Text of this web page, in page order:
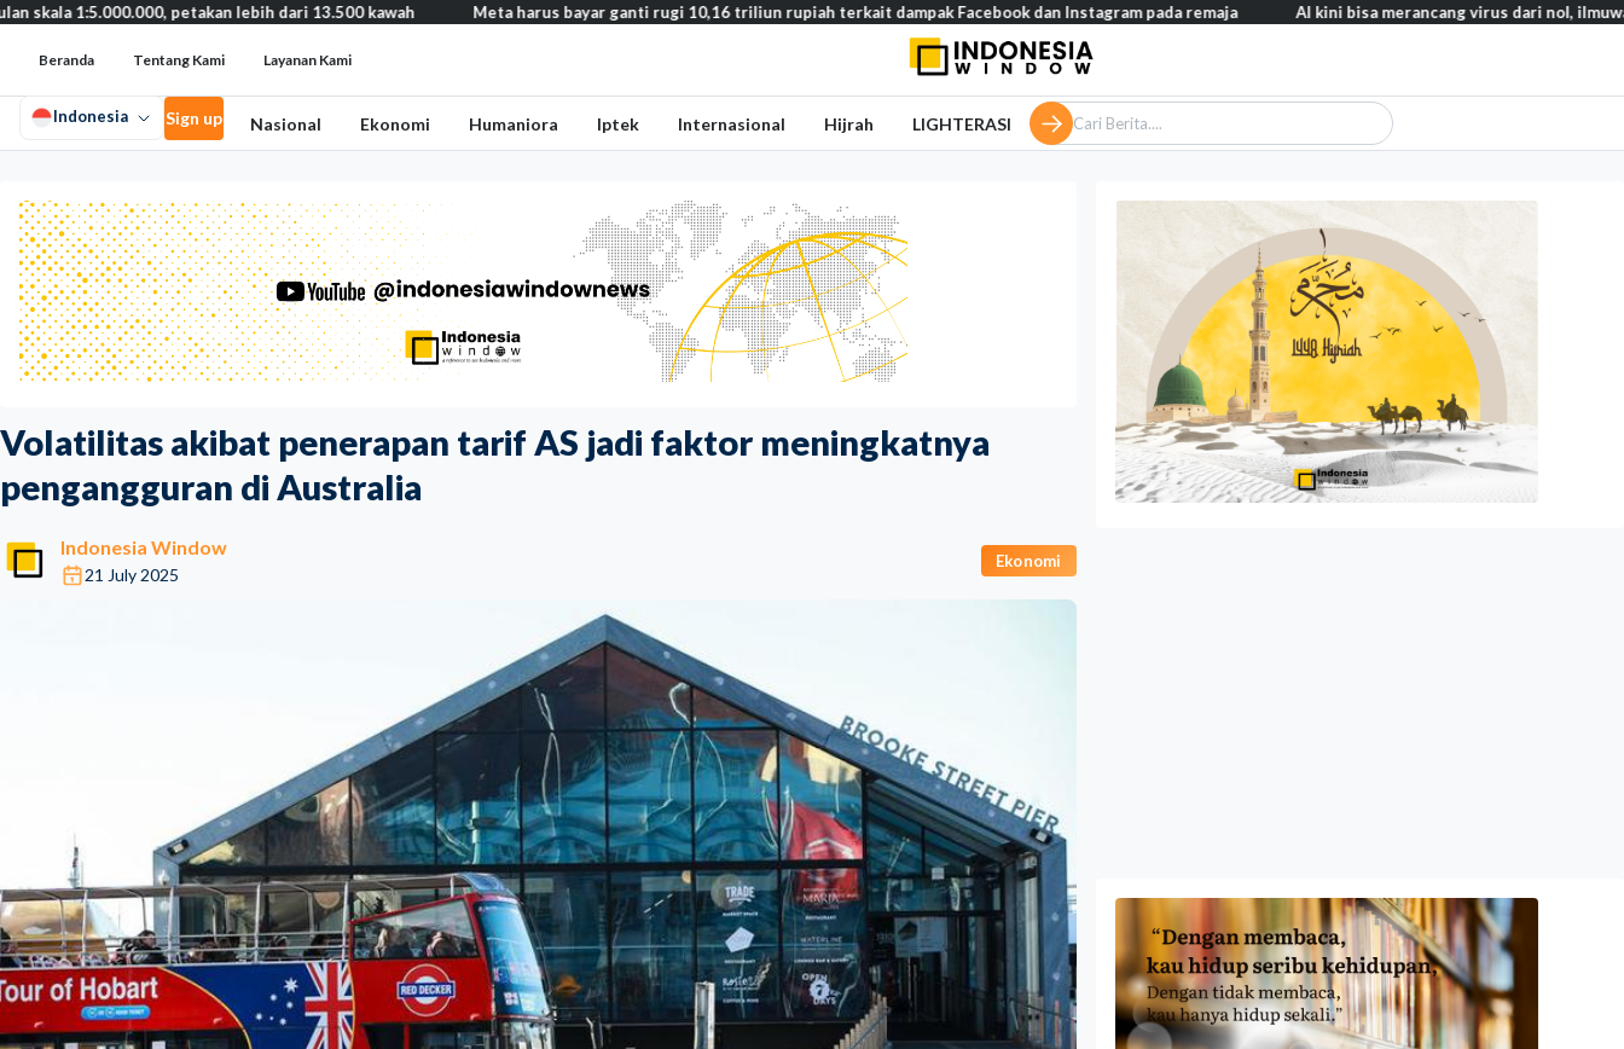
Volatilitas akibat penerapan tarif AS jadi faktor meningkatnya
pengangguran di Australia
Indonesia Window
21 July 2025
Ekonomi
petakan lebih dari 13.500 kawah Meta harus bayar ganti rugi 10,16 triliun rupiah terkait dampak Facebook dan Instagram pada remaja AI kini bisa merancang virus dari nol, ilmuwan
Beranda Tentang Kami Layanan Kami
Indonesia Sign up Nasional Ekonomi Humaniora Iptek Internasional Hijrah LIGHTERASI